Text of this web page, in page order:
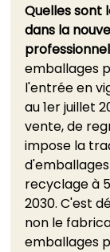
Quelles sont
dans la
emballages
l'entrée en
au 1er juillet
vente, de
impose la
recyclage à
2030. C'est
non le
emballages